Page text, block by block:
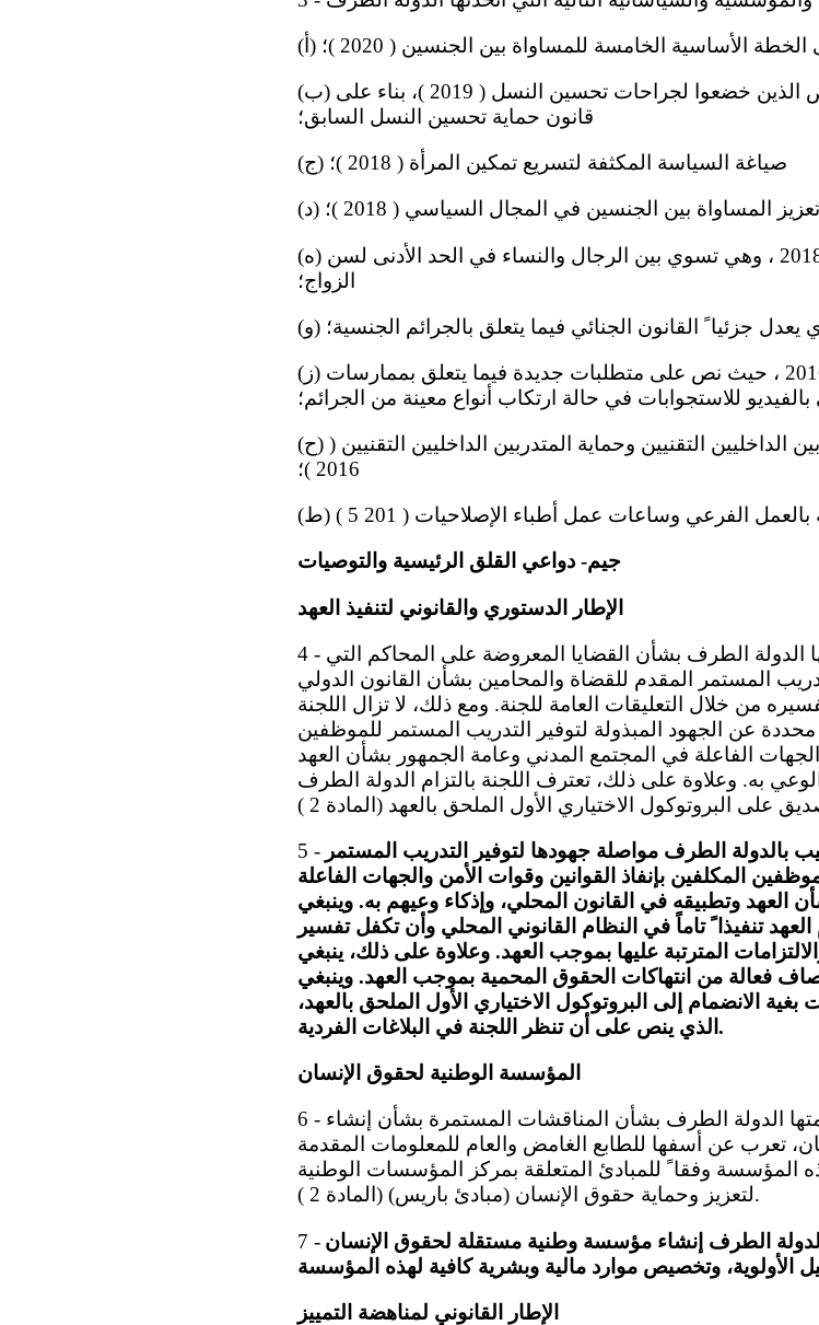
الخطة الأساسية الخامسة للمساواة بين الجنسين ( 2020 )؛
(ب) اعتماد قانون دفع تعويض إجمالي للأشخاص الذين خضعوا لجراحات تحسين النسل ( 2019 )، بناء على
قانون حماية تحسين النسل السابق؛
(ج) صياغة السياسة المكثفة لتسريع تمكين المرأة ( 2018 )؛
تعزيز المساواة بين الجنسين في المجال السياسي ( 2018 )؛
(ه) تعديل المادة 731 من القانون المدني عام 2018 ، وهي تسوي بين الرجال والنساء في الحد الأدنى لسن
الزواج؛
(ز) تعديل قانون الإجراءات الجنائية عام 2016 ، حيث نص على متطلبات جديدة فيما يتعلق بممارسات
للاستجوابات في حالة ارتكاب أنواع معينة من الجرائم؛
(ح) اعتماد قانون التدريب المناسب للمتدربين الداخليين التقنيين وحماية المتدربين الداخليين التقنيين (
2016 )؛
جيم- دواعي القلق الرئيسية والتوصيات
الإطار الدستوري والقانوني لتنفيذ العهد
4 - تحيط اللجنة علما ً بالمعلومات التي قدمتها الدولة الطرف بشأن القضايا المعروضة على المحاكم التي
المستمر المقدم للقضاة والمحامين بشأن القانون الدولي
من خلال التعليقات العامة للجنة. ومع ذلك، لا تزال اللجنة
عن الجهود المبذولة لتوفير التدريب المستمر للموظفين
الفاعلة في المجتمع المدني وعامة الجمهور بشأن العهد
به. وعلاوة على ذلك، تعترف اللجنة بالتزام الدولة الطرف
5 - بالدولة الطرف مواصلة جهودها لتوفير التدريب المستمر
المكلفين بإنفاذ القوانين وقوات الأمن والجهات الفاعلة
العهد وتطبيقه في القانون المحلي، وإذكاء وعيهم به. وينبغي
تنفيذا ً تاماً في النظام القانوني المحلي وأن تكفل تفسير
المترتبة عليها بموجب العهد. وعلاوة على ذلك، ينبغي
فعالة من انتهاكات الحقوق المحمية بموجب العهد. وينبغي
الانضمام إلى البروتوكول الاختياري الأول الملحق بالعهد،
الذي ينص على أن تنظر اللجنة في البلاغات الفردية.
المؤسسة الوطنية لحقوق الإنسان
6 - بينما تسلم اللجنة بالمعلومات التي قدمتها الدولة الطرف بشأن المناقشات المستمرة بشأن إنشاء
تعرب عن أسفها للطابع الغامض والعام للمعلومات المقدمة
المؤسسة وفقا ً للمبادئ المتعلقة بمركز المؤسسات الوطنية
لتعزيز وحماية حقوق الإنسان (مبادئ باريس) (المادة 2 ).
7 - الطرف إنشاء مؤسسة وطنية مستقلة لحقوق الإنسان
الإطار القانوني لمناهضة التمييز